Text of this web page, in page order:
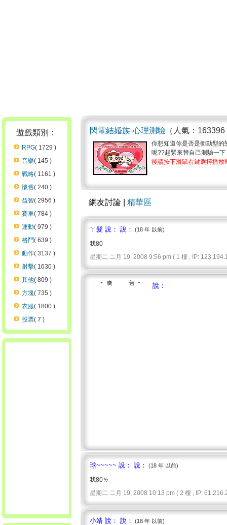
遊戲類別：
RPG( 1729 )
音樂( 145 )
戰略( 1161 )
懷舊( 240 )
益智( 2956 )
賽車( 784 )
運動( 979 )
格鬥( 639 )
動作( 3137 )
射擊( 1630 )
其他( 809 )
方塊( 735 )
衣服( 1800 )
投票( 7 )
閃電結婚族-心理測驗 （人氣：
你想知道你是否是衝動型
呢??趕緊來替自己測驗一
後請按下滑鼠右鍵選擇播放
網友討論 | 精華區
ㄚ髮 說： 說： (18 年 以前)
我80
星期二 二月 19, 2008 9:56 pm ( 1 樓 , IP:
說：
球~~~~~ 說： 說： (18 年 以前)
我80ㄌ
星期二 二月 19, 2008 10:13 pm ( 2 樓 , IP:
小靖 說： 說： (18 年 以前)